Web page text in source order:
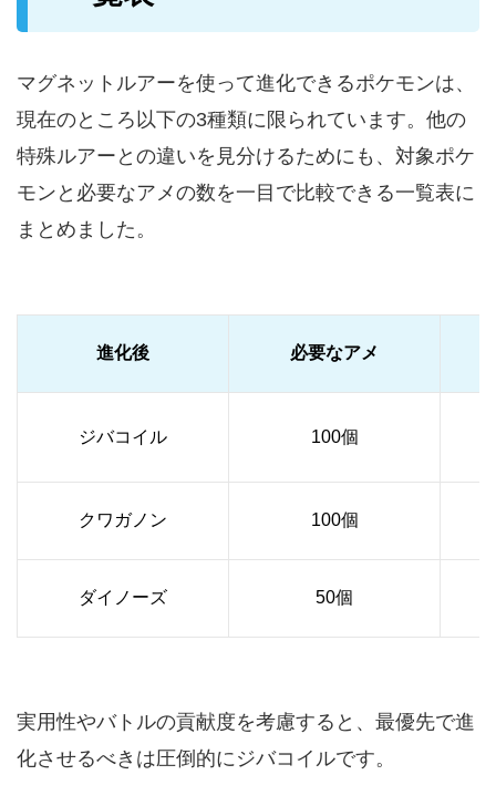
マグネットルアーを使って進化できるポケモンは、
現在のところ以下の3種類に限られています。他の
特殊ルアーとの違いを見分けるためにも、対象ポケ
モンと必要なアメの数を一目で比較できる一覧表に
まとめました。
進化後 必要なアメ
ジバコイル 100個
クワガノン 100個
ダイノーズ 50個
実用性やバトルの貢献度を考慮すると、最優先で進
化させるべきは圧倒的にジバコイルです。